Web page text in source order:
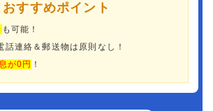
おすすめポイント
も可能！
話連絡＆郵送物は原則なし！
が0円 ！